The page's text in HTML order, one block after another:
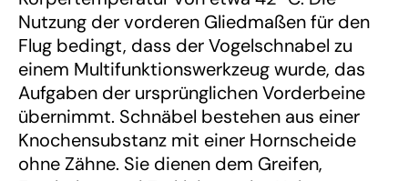
Nutzung der vorderen Gliedmaßen für den
Flug bedingt, dass der Vogelschnabel zu
einem Multifunktionswerkzeug wurde, das
Aufgaben der ursprünglichen Vorderbeine
übernimmt. Schnäbel bestehen aus einer
Knochensubstanz mit einer Hornscheide
ohne Zähne. Sie dienen dem Greifen,